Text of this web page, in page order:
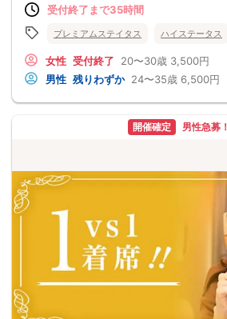
受付終了まで35時間
プレミアムステイタス ハイステータス
女性 受付終了 20〜30歳 3,500円
男性 残りわずか 24〜35歳 6,500円
開催確定 男性急募！